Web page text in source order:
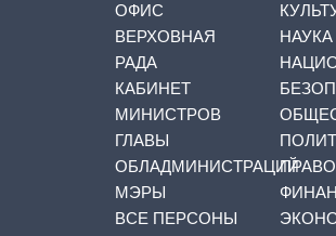
ОФИС
ВЕРХОВНАЯ
РАДА
КАБИНЕТ
МИНИСТРОВ
ГЛАВЫ
ОБЛАДМИНИСТРАЦИЙ
МЭРЫ
ВСЕ ПЕРСОНЫ
НАУКА
ПРАВО